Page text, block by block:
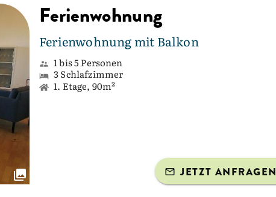
Ferienwohnung
Ferienwohnung mit Balkon
1 bis 5 Personen
3 Schlafzimmer
1. Etage, 90m²
JETZT ANFRAGEN